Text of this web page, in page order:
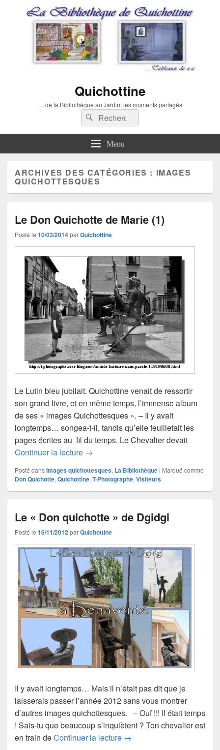
Quichottine
… de la Bibliothèque au Jardin, les moments partagés
Recherche :
Rechercher
Menu
ARCHIVES DES CATÉGORIES : IMAGES
QUICHOTTESQUES
Le Don Quichotte de Marie (1)
Posté le 10/03/2014parQuichottine
Le Lutin bleu jubilait. Quichottine venait de ressortir
son grand livre, et en même temps, l’immense album
de ses « images Quichottesques ». – Il y avait
longtemps… songea-t-il, tandis qu’elle feuilletait les
pages écrites au fil du temps. Le Chevalier devait
Continuer la lecture Le Don Quichotte de Marie (1)
→
Posté dansImages quichottesques, La Bibliothèque | Marqué comme
Don Quichotte, Quichottine, T-Photographe, Visiteurs
Le « Don quichotte » de Dgidgi
Posté le 16/11/2012parQuichottine
Il y avait longtemps… Mais il n’était pas dit que je
laisserais passer l’année 2012 sans vous montrer
d’autres images quichottesques. – Ouf !!! Il était temps
! Sais-tu que beaucoup s’inquiètent ? Ton chevalier est
en train deContinuer la lecture Le « Don quichotte » de
→